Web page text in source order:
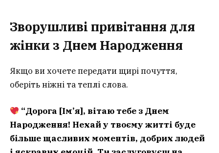
Зворушливі привітання для
жінки з Днем Народження
Якщо ви хочете передати щирі почуття,
оберіть ніжні та теплі слова.
“Дорога [Ім’я], вітаю тебе з Днем
Народження! Нехай у твоєму житті буде
більше щасливих моментів, добрих людей